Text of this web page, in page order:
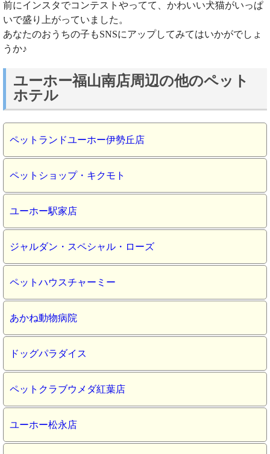
前にインスタでコンテストやってて、かわいい犬猫がいっぱ
いで盛り上がっていました。
あなたのおうちの子もSNSにアップしてみてはいかがでしょ
うか♪
ユーホー福山南店周辺の他のペット
ホテル
ペットランドユーホー伊勢丘店
ペットショップ・キクモト
ユーホー駅家店
ジャルダン・スペシャル・ローズ
ペットハウスチャーミー
あかね動物病院
ドッグパラダイス
ペットクラブウメダ紅葉店
ユーホー松永店